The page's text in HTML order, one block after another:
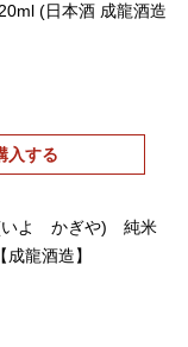
(日本酒 成龍酒造
入する
よ かぎや) 純米
龍酒造】